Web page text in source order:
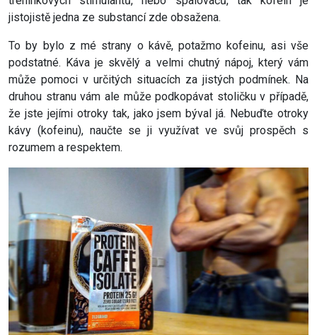
jistojistě jedna ze substancí zde obsažena.
To by bylo z mé strany o kávě, potažmo kofeinu, asi vše
podstatné. Káva je skvělý a velmi chutný nápoj, který vám
může pomoci v určitých situacích za jistých podmínek. Na
druhou stranu vám ale může podkopávat stoličku v případě,
že jste jejími otroky tak, jako jsem býval já. Nebuďte otroky
kávy (kofeinu), naučte se ji využívat ve svůj prospěch s
rozumem a respektem.